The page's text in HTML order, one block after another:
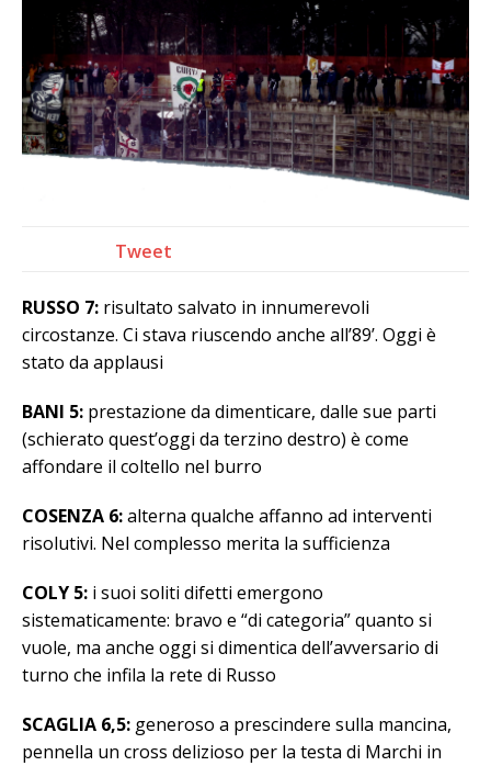
Tweet
RUSSO 7: risultato salvato in innumerevoli
circostanze. Ci stava riuscendo anche all’89’. Oggi è
stato da applausi
BANI 5: prestazione da dimenticare, dalle sue parti
(schierato quest’oggi da terzino destro) è come
affondare il coltello nel burro
COSENZA 6:alterna qualche affanno ad interventi
risolutivi. Nel complesso merita la sufficienza
COLY 5: i suoi soliti difetti emergono
sistematicamente: bravo e “di categoria” quanto si
vuole, ma anche oggi si dimentica dell’avversario di
turno che infila la rete di Russo
SCAGLIA 6,5: generoso a prescindere sulla mancina,
pennella un cross delizioso per la testa di Marchi in